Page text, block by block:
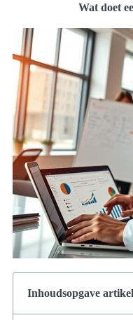
Wat doet
Inhoudsopgave artikel